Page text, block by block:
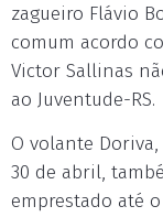
zagueiro Flávio
comum acordo
Victor Sallinas
ao Juventude-RS.
O volante
30 de abril,
emprestado até